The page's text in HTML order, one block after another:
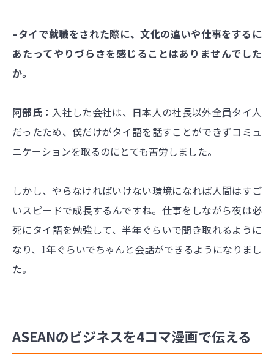
–タイで就職をされた際に、文化の違いや仕事をするに
あたってやりづらさを感じることはありませんでした
か。
阿部氏： 入社した会社は、日本人の社長以外全員タイ人
だったため、僕だけがタイ語を話すことができずコミュ
ニケーションを取るのにとても苦労しました。
しかし、やらなければいけない環境になれば人間はすご
いスピードで成長するんですね。仕事をしながら夜は必
死にタイ語を勉強して、半年ぐらいで聞き取れるように
なり、1年ぐらいでちゃんと会話ができるようになりまし
た。
ASEANのビジネスを4コマ漫画で伝える